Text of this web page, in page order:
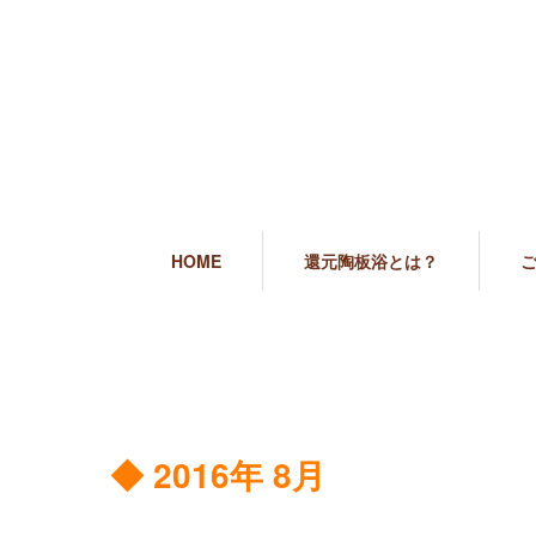
HOME 還元陶板浴とは？
◆ 2016年 8月